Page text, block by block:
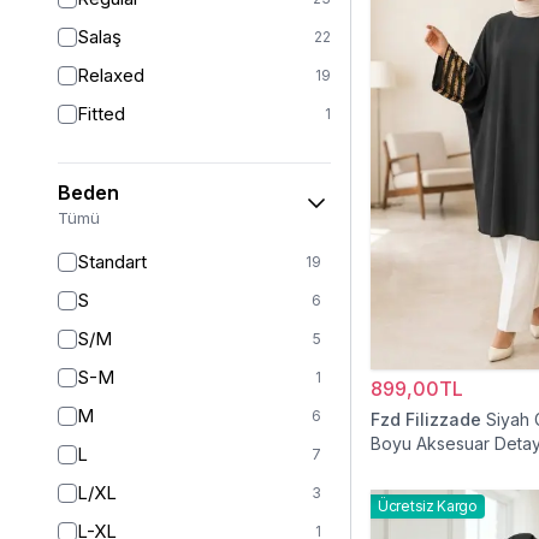
Salaş 22
Relaxed 19
Fitted 1
Beden
Tümü
Standart 19
S 6
S/M 5
S-M 1
M 6
L 7
L/XL 3
L-XL 1
899,00TL
Fzd Filizzade Siyah
Boyu Aksesuar
Ücretsiz Kargo